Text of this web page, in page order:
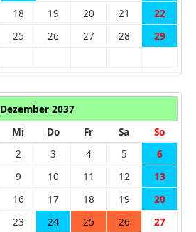
18 19 20 21 22
25 26 27 28 29
Dezember 2037
Mi Do Fr Sa So
2 3 4 5 6
9 10 11 12 13
16 17 18 19 20
23 24 25 26 27